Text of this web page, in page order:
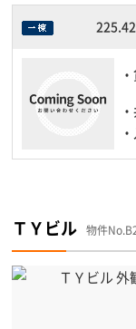
ＴＹビル 物件